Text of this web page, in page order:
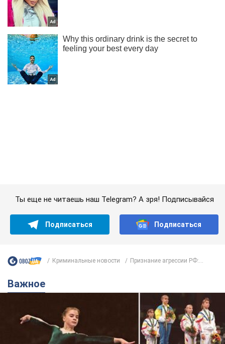
Украинская гимнастка поразила президента
США и впервые услышала "Слава Украине"! Как
сложилась судьба Подкопаевой, которая 30